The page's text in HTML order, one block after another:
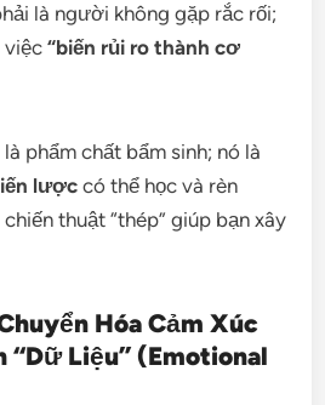
là người không gặp rắc rối;
việc“biến rủi ro thành cơ
phẩm chất bẩm sinh; nó là
lược có thể học và rèn
thuật “thép” giúp bạn xây
Hóa Cảm Xúc
“Dữ Liệu” (Emotional